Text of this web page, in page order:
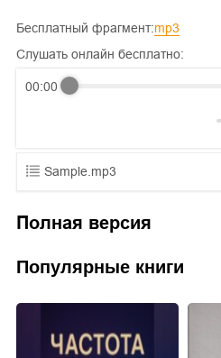
Бесплатный фрагмент:mp3
Слушать онлайн бесплатно:
00:00
Sample.mp3
03.mp3
Полная версия
Популярные книги